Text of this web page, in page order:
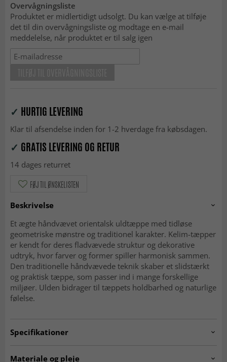
Overvågningsliste
Produktet er midlertidigt udsolgt. Du kan vælge at tilføje
det til din overvågningsliste og modtage en e-mail
meddelelse, når produktet er til salg igen
✓ HURTIG LEVERING
Klar til afsendelse inden for 1-2 hverdage fra købsdagen.
✓ GRATIS LEVERING OG RETUR
14 dages returret
FØJ TIL ØNSKELISTEN
Beskrivelse
Et ægte håndvævet orientalsk uldtæppe med tidløse
geometriske mønstre og traditionel karakter. Kelim-tæpper
er kendt for deres fladvævede struktur og dekorative
udtryk, hvor farver og former spiller harmonisk sammen.
Den traditionelle håndvævede teknik skaber et slidstærkt
og praktisk tæppe, som passer ind i mange forskellige
miljøer. Ulden bidrager til tæppets holdbarhed og naturlige
følelse.
Specifikationer
Materiale og pleje